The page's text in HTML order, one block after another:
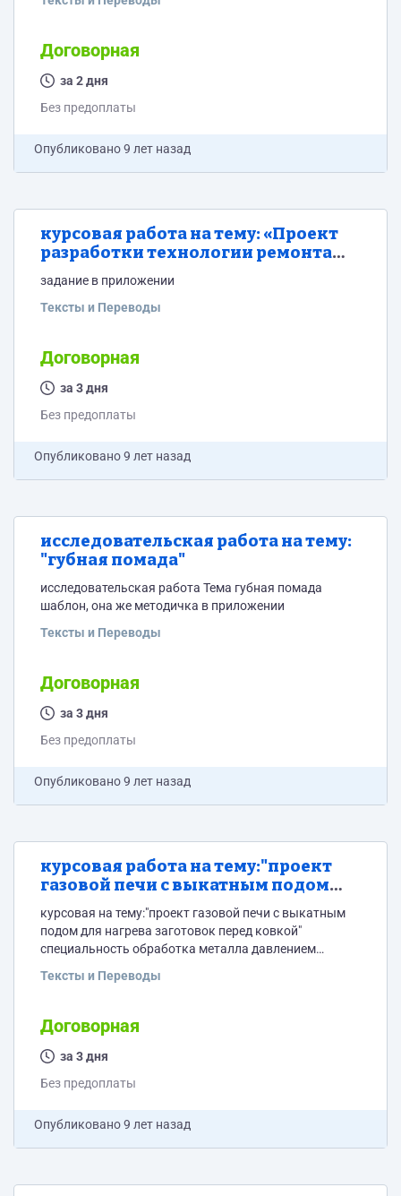
Договорная
за 2 дня
Без предоплаты
Опубликовано9 лет назад
курсовая работа на тему: «Проект
разработки технологии ремонта
задание в приложении
Тексты и Переводы
Договорная
за 3 дня
Без предоплаты
Опубликовано9 лет назад
исследовательская работа на тему:
"губная помада"
исследовательская работа Тема губная помада
шаблон, она же методичка в приложении
Тексты и Переводы
Договорная
за 3 дня
Без предоплаты
Опубликовано9 лет назад
курсовая работа на тему:"проект
газовой печи с выкатным подом
для нагрева заготовок перед
ковкой"
курсовая на тему:"проект газовой печи с выкатным
подом для нагрева заготовок перед ковкой"
специальность обработка металла давлением
методичка дополнительно на почту
Тексты и Переводы
Договорная
за 3 дня
Без предоплаты
Опубликовано9 лет назад